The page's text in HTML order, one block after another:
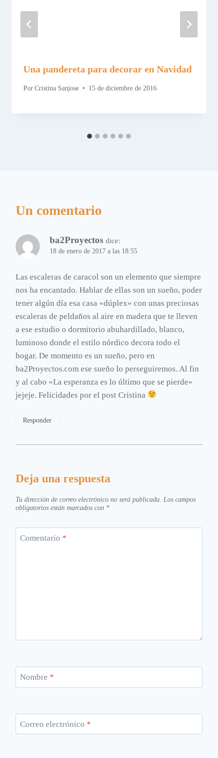
Una pandereta para decorar en Navidad
Por Cristina Sanjose 15 de diciembre de 2016
Un comentario
ba2Proyectos dice:
18 de enero de 2017 a las 18:55
Las escaleras de caracol son un elemento que siempre
nos ha encantado. Hablar de ellas son un sueño, poder
tener algún día esa casa «dúplex» con unas preciosas
escaleras de peldaños al aire en madera que te lleven
a ese estudio o dormitorio abuhardillado, blanco,
luminoso donde el estilo nórdico decora todo el
hogar. De momento es un sueño, pero en
ba2Proyectos.com ese sueño lo perseguiremos. Al fin
y al cabo «La esperanza es lo último que se pierde»
jejeje. Felicidades por el post Cristina
Responder
Deja una respuesta
Tu dirección de correo electrónico no será publicada. Los campos
obligatorios están marcados con *
Comentario *
Nombre *
Correo electrónico *